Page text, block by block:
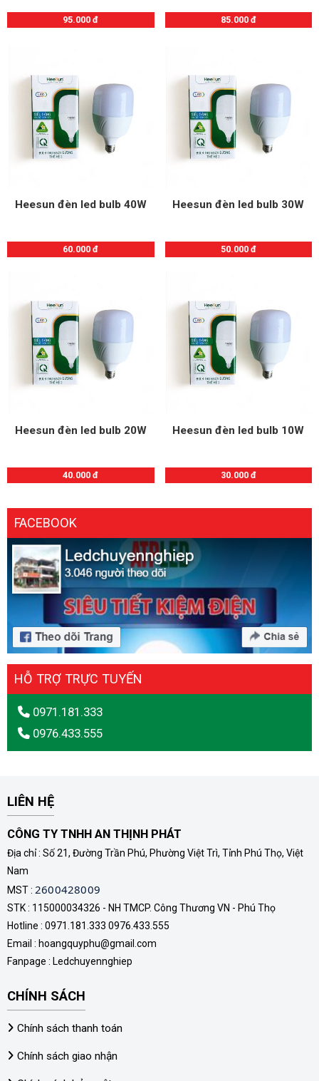
FACEBOOK
HỖ TRỢ TRỰC TUYẾN
0971.181.333
0976.433.555
95.000 đ 85.000 đ
Heesun đèn led bulb 40W
60.000 đ
Heesun đèn led bulb 30W
50.000 đ
Heesun đèn led bulb 20W
40.000 đ
Heesun đèn led bulb 10W
30.000 đ
LIÊN HỆ
CÔNG TY TNHH AN THỊNH PHÁT
Địa chỉ : Số 21, Đường Trần Phú, Phường Việt Trì, Tỉnh Phú Thọ, Việt
Nam
MST : 2600428009
STK : 115000034326 - NH TMCP. Công Thương VN - Phú Thọ
Hotline : 0971.181.333 0976.433.555
Email : hoangquyphu@gmail.com
Fanpage : Ledchuyennghiep
CHÍNH SÁCH
Chính sách thanh toán
Chính sách giao nhận